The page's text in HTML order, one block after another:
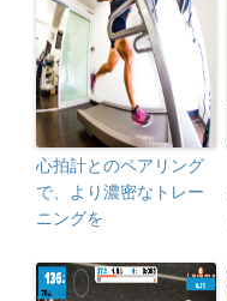
心拍計とのペアリング
で、より濃密なトレー
ニングを